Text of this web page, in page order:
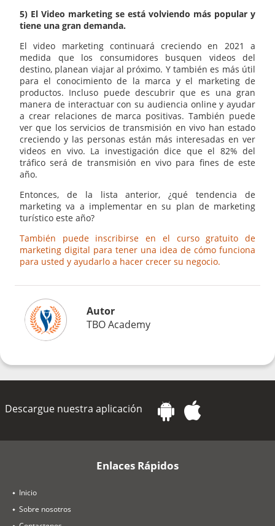
5) El Video marketing se está volviendo más popular y
tiene una gran demanda.
El video marketing continuará creciendo en 2021 a
medida que los consumidores busquen videos del
destino, planean viajar al próximo. Y también es más útil
para el conocimiento de la marca y el marketing de
productos. Incluso puede descubrir que es una gran
manera de interactuar con su audiencia online y ayudar
a crear relaciones de marca positivas. También puede
ver que los servicios de transmisión en vivo han estado
creciendo y las personas están más interesadas en ver
videos en vivo. La investigación dice que el 82% del
tráfico será de transmisión en vivo para fines de este
año.
Entonces, de la lista anterior, ¿qué tendencia de
marketing va a implementar en su plan de marketing
turístico este año?
También puede inscribirse en el curso gratuito de
marketing digital para tener una idea de cómo funciona
para usted y ayudarlo a hacer crecer su negocio.
Autor
TBO Academy
Descargue nuestra aplicación
Enlaces Rápidos
Inicio
Sobre nosotros